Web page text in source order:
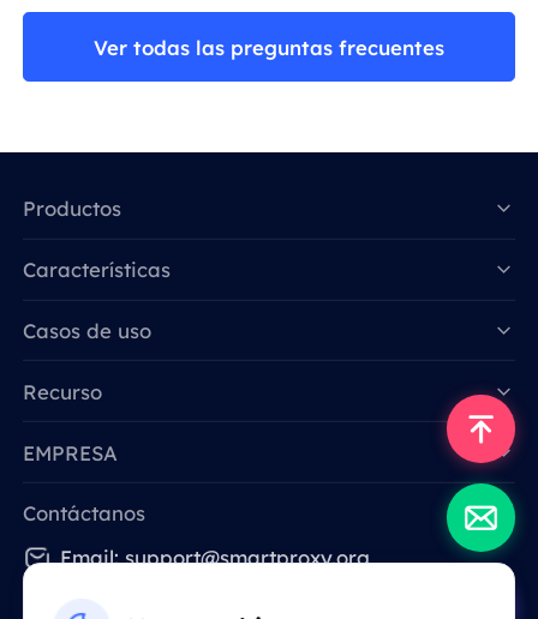
Ver todas las preguntas frecuentes
Productos
Características
Casos de uso
Recurso
EMPRESA
Contáctanos
Email: support@smartproxy.org